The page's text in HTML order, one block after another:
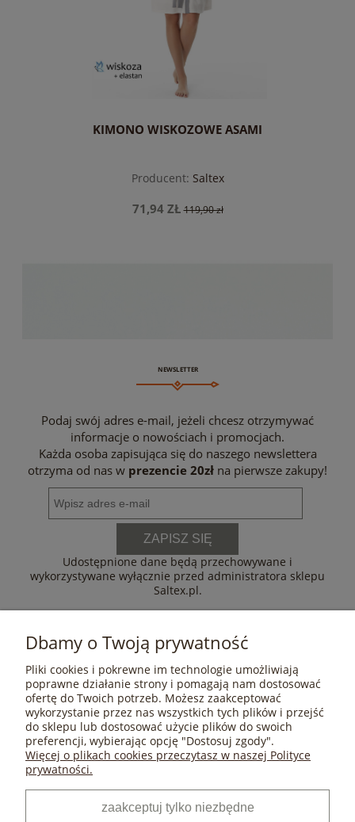
KIMONO WISKOZOWE ASAMI
Producent: Saltex
71,94 ZŁ 119,90 zł
NEWSLETTER
Podaj swój adres e-mail, jeżeli chcesz otrzymywać
informacje o nowościach i promocjach.
Każda osoba zapisująca się do naszego newslettera
otrzyma od nas w prezencie 20zł na pierwsze zakupy!
ZAPISZ SIĘ
Udostępnione dane będą przechowywane i
wykorzystywane wyłącznie przed administratora sklepu
Saltex.pl.
POMOC
MOJE KONTO
PŁATNOŚCI I DOSTAWA
Dbamy o Twoją prywatność
Pliki cookies i pokrewne im technologie umożliwiają
poprawne działanie strony i pomagają nam dostosować
ofertę do Twoich potrzeb. Możesz zaakceptować
wykorzystanie przez nas wszystkich tych plików i przejść
do sklepu lub dostosować użycie plików do swoich
preferencji, wybierając opcję "Dostosuj zgody".
Więcej o plikach cookies przeczytasz w naszej Polityce
prywatności.
zaakceptuj tylko niezbędne